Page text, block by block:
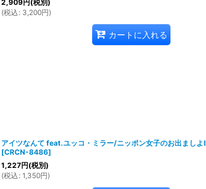
2,909円(税別)
(税込 : 3,200円)
カートに入れる
アイツなんて feat.ユッコ・ミラー/ニッポン女子のお出まし
[CRCN-8486]
1,227円(税別)
(税込 : 1,350円)